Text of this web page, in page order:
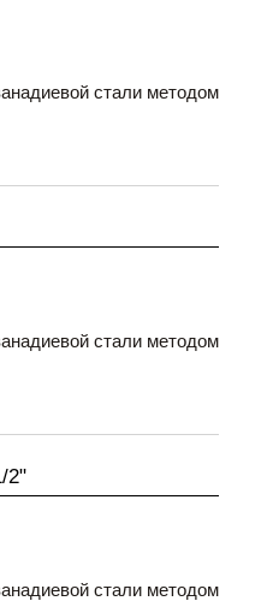
стали методом
стали методом
2"
стали методом